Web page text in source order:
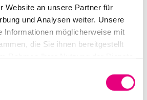
Website an unsere Partner für
und Analysen weiter. Unsere
Informationen möglicherweise mit
die Sie ihnen bereitgestellt
Freeadmission
Bahnhofsstraße30,